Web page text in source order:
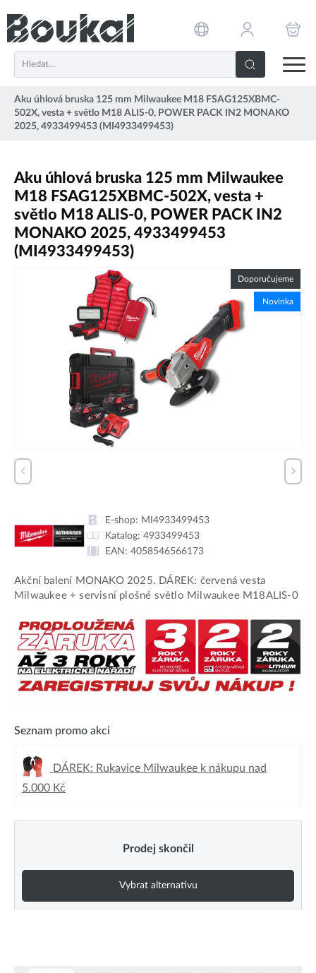
Aku úhlová bruska 125 mm Milwaukee M18 FSAG125XBMC-
502X, vesta + světlo M18 ALIS-0, POWER PACK IN2 MONAKO
2025, 4933499453 (MI4933499453)
Aku úhlová bruska 125 mm Milwaukee
M18 FSAG125XBMC-502X, vesta +
světlo M18 ALIS-0, POWER PACK IN2
MONAKO 2025, 4933499453
(MI4933499453)
Doporučujeme
Novinka
E-shop: MI4933499453
Katalog: 4933499453
EAN: 4058546566173
Akční balení MONAKO 2025. DÁREK: červená vesta
Milwaukee + servisní plošné světlo Milwaukee M18ALIS-0
Seznam promo akci
DÁREK: Rukavice Milwaukee k nákupu nad
5.000 Kč
Prodej skončil
Vybrat alternativu